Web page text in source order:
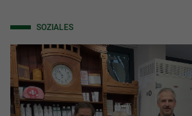
SOZIALES